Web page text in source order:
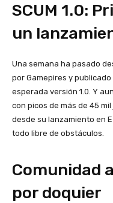
SCUM 1.0:
un
Una semana ha pasado
por Gamepires y
esperada versión 1.0. Y
con picos de más de 45
desde su lanzamiento en
todo libre de obstáculos.
Comunidad
por doquier